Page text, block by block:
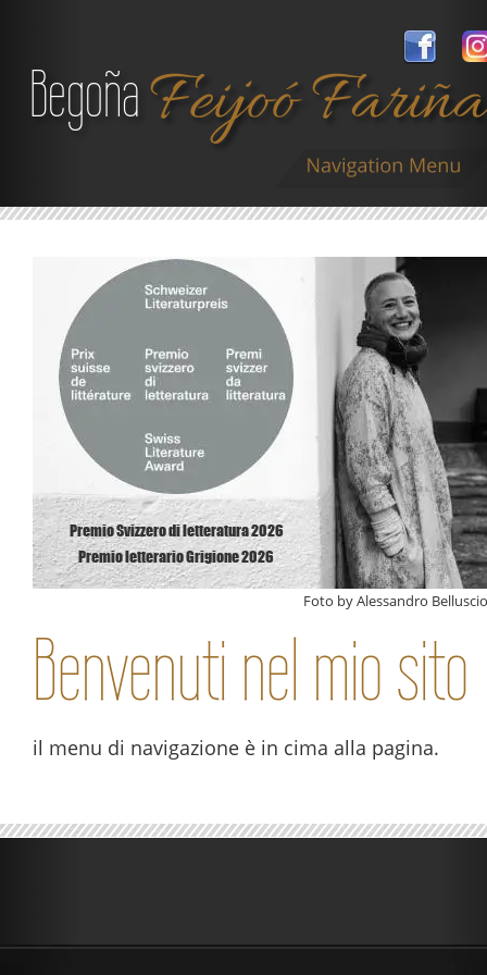
Begoña Feijoó Fariña
Benvenuti nel mio sito
il menu di navigazione è in cima alla pagina.
Foto by Alessandro Belluscio
Premio Svizzero di letteratura 2026
Premio letterario Grigione 2026